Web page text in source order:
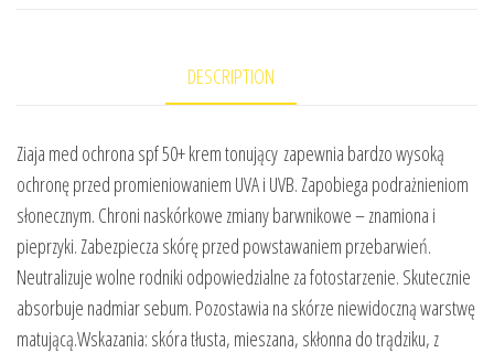
DESCRIPTION
Ziaja med ochrona spf 50+ krem tonujący zapewnia bardzo wysoką
ochronę przed promieniowaniem UVA i UVB. Zapobiega podrażnieniom
słonecznym. Chroni naskórkowe zmiany barwnikowe – znamiona i
pieprzyki. Zabezpiecza skórę przed powstawaniem przebarwień.
Neutralizuje wolne rodniki odpowiedzialne za fotostarzenie. Skutecznie
absorbuje nadmiar sebum. Pozostawia na skórze niewidoczną warstwę
matującą.Wskazania: skóra tłusta, mieszana, skłonna do trądziku, z